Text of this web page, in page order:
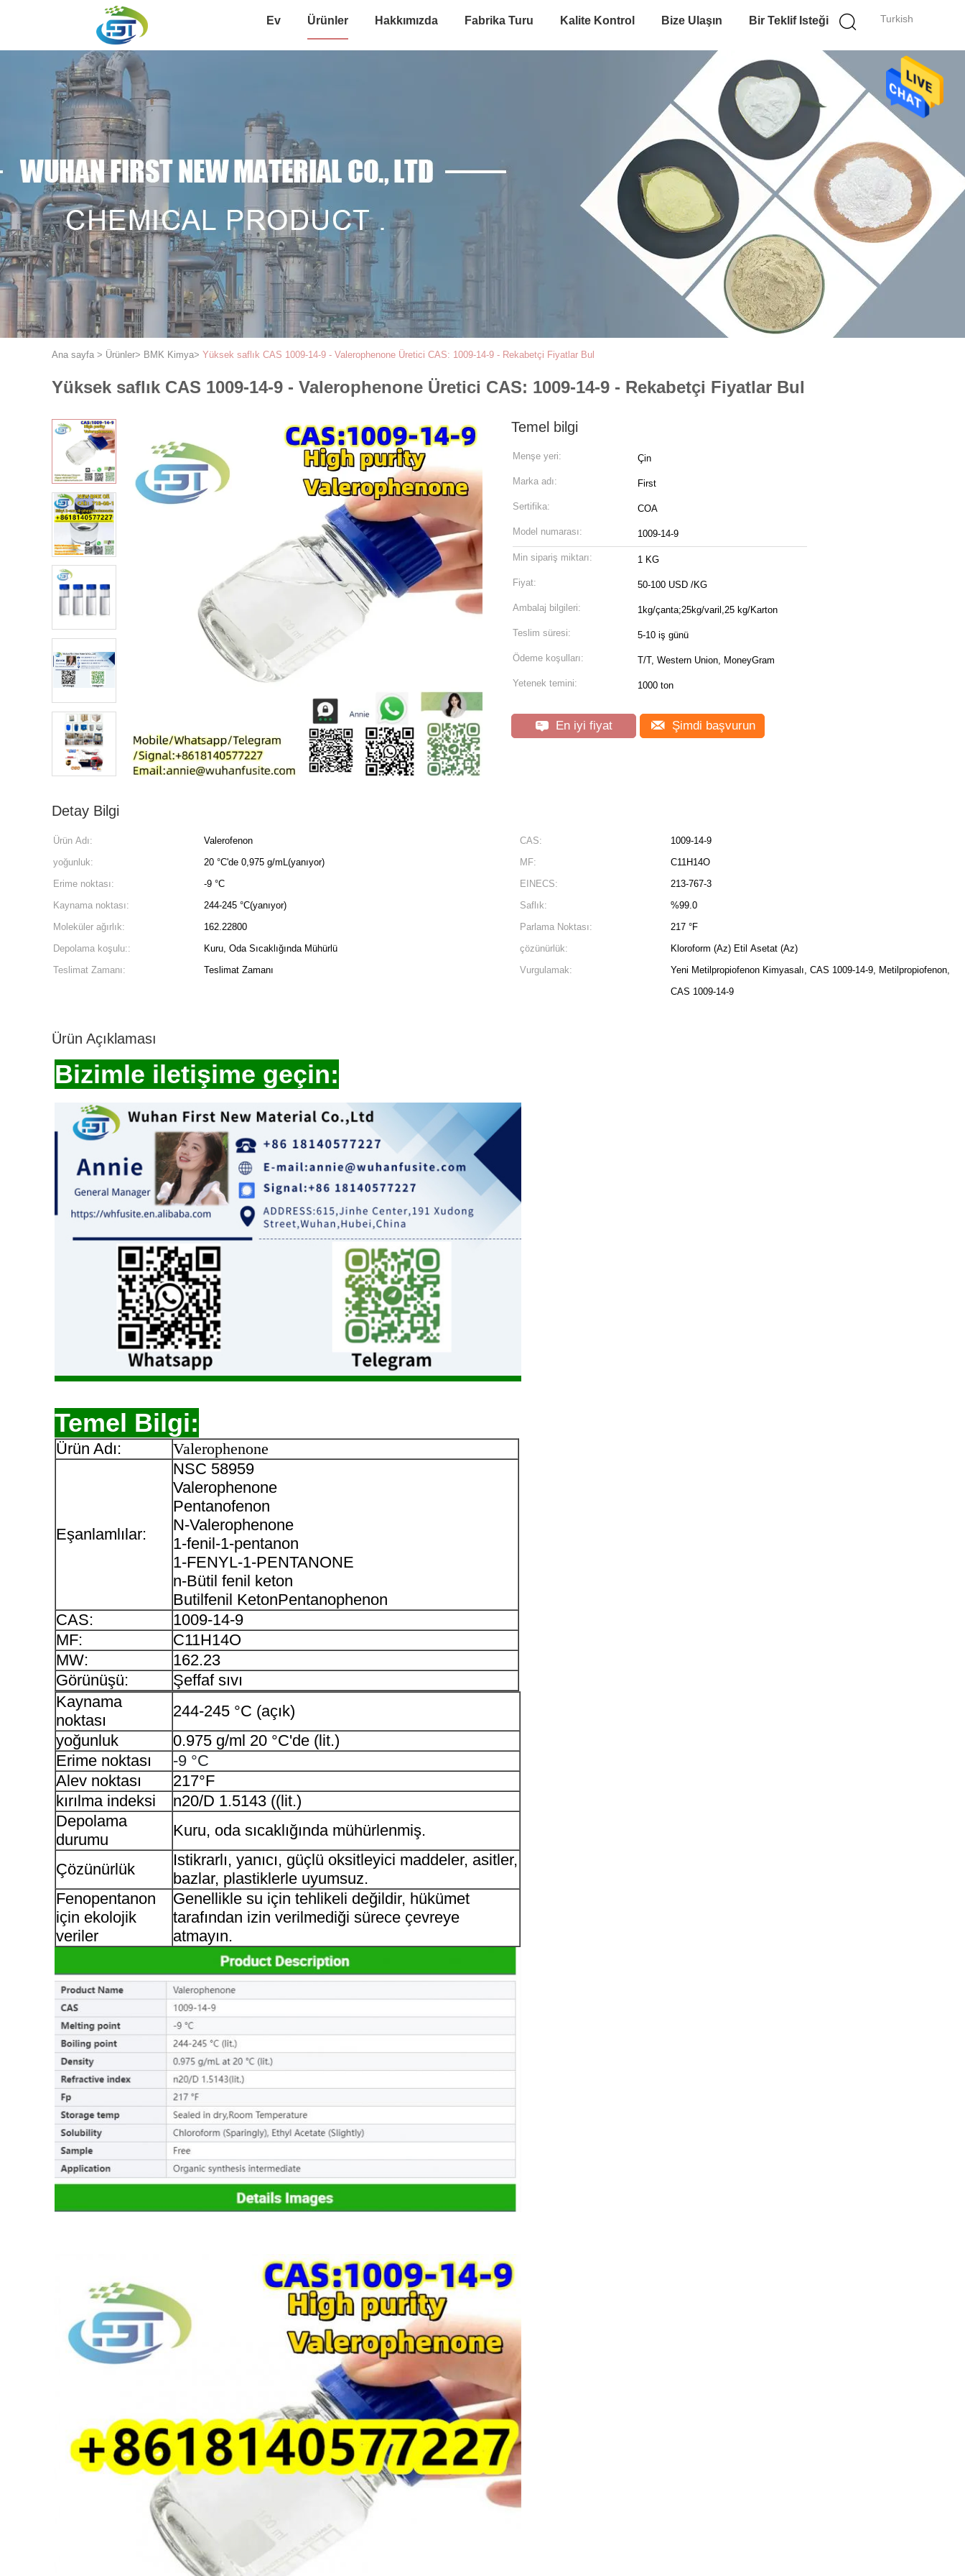
Turkish
Ev Ürünler Hakkımızda Fabrika Turu Kalite Kontrol Bize Ulaşın Bir Teklif Isteği
Ana sayfa > Ürünler> BMK Kimya> Yüksek saflık CAS 1009-14-9 - Valerophenone Üretici CAS: 1009-14-9 - Rekabetçi Fiyatlar Bul
Yüksek saflık CAS 1009-14-9 - Valerophenone Üretici CAS: 1009-14-9 - Rekabetçi Fiyatlar Bul
Temel bilgi
Menşe yeri: Çin
Marka adı: First
Sertifika: COA
Model numarası: 1009-14-9
Min sipariş miktarı: 1 KG
Fiyat: 50-100 USD /KG
Ambalaj bilgileri: 1kg/çanta;25kg/varil,25 kg/Karton
Teslim süresi: 5-10 iş günü
Ödeme koşulları: T/T, Western Union, MoneyGram
Yetenek temini: 1000 ton
En iyi fiyat Şimdi başvurun
Detay Bilgi
Ürün Adı: Valerofenon CAS:
1009-14-9
yoğunluk:
20 °C'de 0,975 g/mL(yanıyor) MF:
C11H14O
Erime noktası:
-9 °C EINECS:
213-767-3
Kaynama noktası:
244-245 °C(yanıyor) Saflık:
%99.0
Moleküler ağırlık:
162.22800 Parlama Noktası:
217 °F
Depolama koşulu::
Kuru, Oda Sıcaklığında Mühürlü çözünürlük:
Kloroform (Az) Etil Asetat (Az)
Teslimat Zamanı:
Teslimat Zamanı Vurgulamak:
Yeni Metilpropiofenon Kimyasalı, CAS 1009-14-9, Metilpropiofenon,
CAS 1009-14-9
Ürün Açıklaması
Bizimle iletişime geçin:
Temel Bilgi:
Ürün Adı: Valerophenone
Eşanlamlılar:
NSC 58959
Valerophenone
Pentanofenon
N-Valerophenone
1-fenil-1-pentanon
1-FENYL-1-PENTANONE
n-Bütil fenil keton
Butilfenil KetonPentanophenon
CAS:
1009-14-9
MF:
C11H14O
MW:
162.23
Görünüşü:
Şeffaf sıvı
Kaynama
noktası
244-245 °C (açık)
yoğunluk
0.975 g/ml 20 °C'de (lit.)
Erime noktası
-9 °C
Alev noktası
217°F
kırılma indeksi
n20/D 1.5143 ((lit.)
Depolama
durumu
Kuru, oda sıcaklığında mühürlenmiş.
Çözünürlük
Istikrarlı, yanıcı, güçlü oksitleyici maddeler, asitler,
bazlar, plastiklerle uyumsuz.
Fenopentanon
için ekolojik
veriler
Genellikle su için tehlikeli değildir, hükümet
tarafından izin verilmediği sürece çevreye
atmayın.